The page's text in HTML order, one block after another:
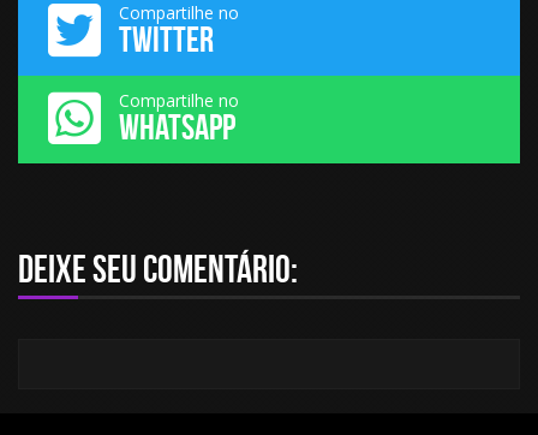
Compartilhe no
TWITTER
Compartilhe no
WHATSAPP
Deixe seu comentário: